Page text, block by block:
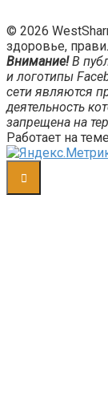
© 2026
здоровье,
Внимание!В
и логотипы
сети являются
деятельность
запрещена на
Работает на теме